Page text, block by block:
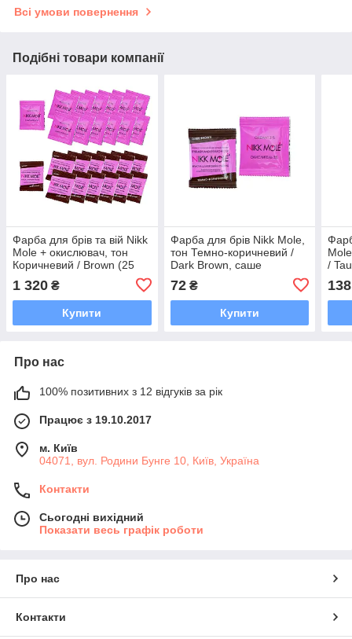
Всі умови повернення
Подібні товари компанії
Фарба для брів та вій Nikk
Mole + окислювач, тон
Коричневий / Brown (25
1 320 ₴
Купити
Фарба для брів Nikk Mole,
тон Темно-коричневий /
Dark Brown, саше
72₴
Купити
/
138
Про нас
100% позитивних з 12 відгуків за рік
Працює з 19.10.2017
м. Київ
04071, вул. Родини Бунге 10, Київ, Україна
Контакти
Сьогодні вихідний
Показати весь графік роботи
Про нас
Контакти